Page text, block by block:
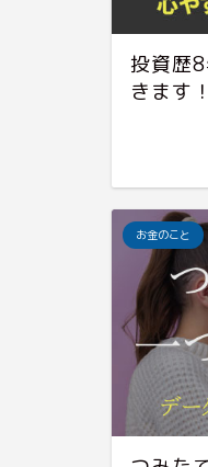
投資歴
きます！
お金のこと